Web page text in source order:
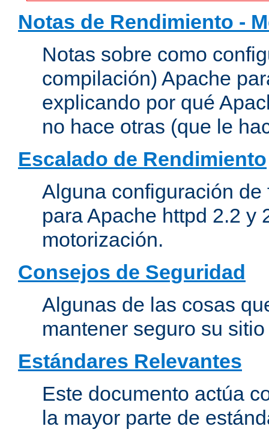
Notas de Rendimiento -
Notas sobre como
compilación) Apache
explicando por qué
no hace otras (que le
Escalado de Rendimiento
Alguna configuración
para Apache httpd 2.2 y
motorización.
Consejos de Seguridad
Algunas de las cosas
mantener seguro su
Estándares Relevantes
Este documento actúa
la mayor parte de